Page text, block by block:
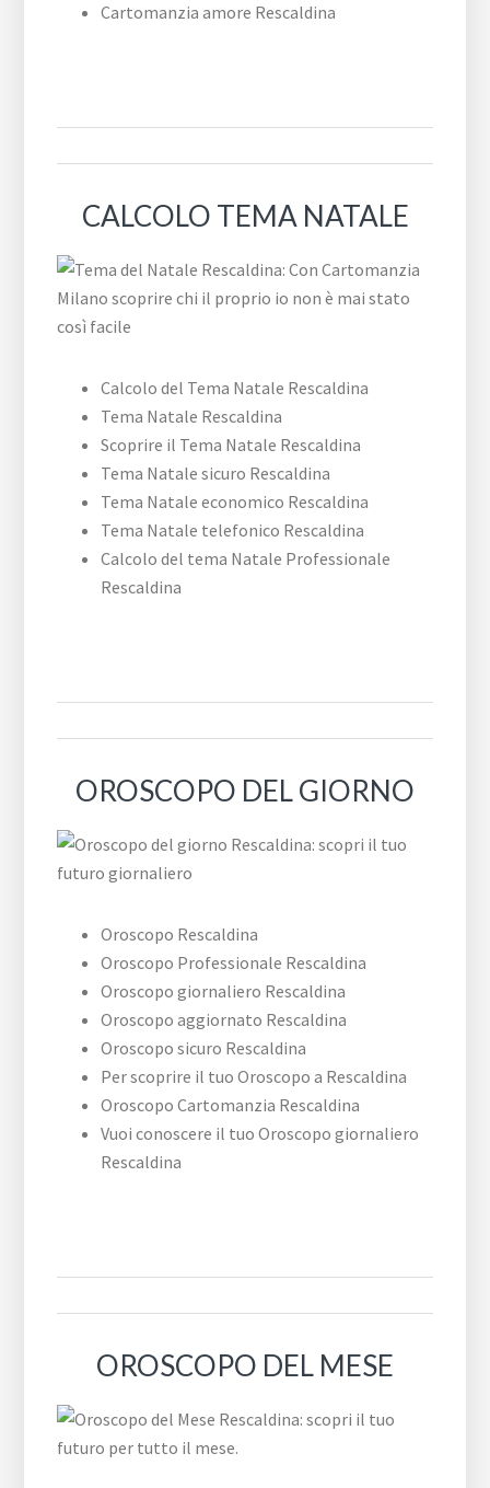
Cartomanzia amore Rescaldina
CALCOLO TEMA NATALE
Calcolo del Tema Natale Rescaldina
Tema Natale Rescaldina
Scoprire il Tema Natale Rescaldina
Tema Natale sicuro Rescaldina
Tema Natale economico Rescaldina
Tema Natale telefonico Rescaldina
Calcolo del tema Natale Professionale
Rescaldina
OROSCOPO DEL GIORNO
Oroscopo Rescaldina
Oroscopo Professionale Rescaldina
Oroscopo giornaliero Rescaldina
Oroscopo aggiornato Rescaldina
Oroscopo sicuro Rescaldina
Per scoprire il tuo Oroscopo a Rescaldina
Oroscopo Cartomanzia Rescaldina
Vuoi conoscere il tuo Oroscopo giornaliero
Rescaldina
OROSCOPO DEL MESE